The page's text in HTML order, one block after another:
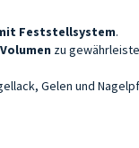
Feststellsystem.
zu
Gelen und